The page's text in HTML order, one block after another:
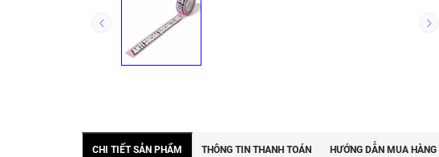
CHI TIẾT SẢN PHẨM THÔNG TIN THANH TOÁN HƯỚNG DẪN MUA HÀNG